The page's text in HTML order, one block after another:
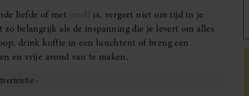
liefde of met jezelf is, vergeet niet om tijd in je
belangrijk als de inspanning die je levert om alles
drink koffie in een lunchtent of breng een
en vrije avond van te maken.